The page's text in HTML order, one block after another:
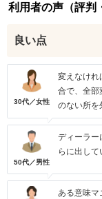
利用者の声（評判
良い点
30代／女性
変えなけれ
合で、全部
のない所を
50代／男性
ディーラー
らに出して
ある意味マ